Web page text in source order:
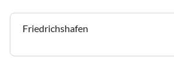
Friedrichshafen